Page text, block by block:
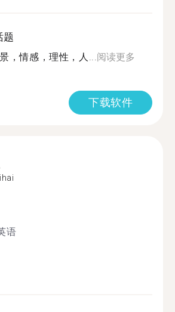
题
，情感，理性，人...阅读更多
下载软件
语